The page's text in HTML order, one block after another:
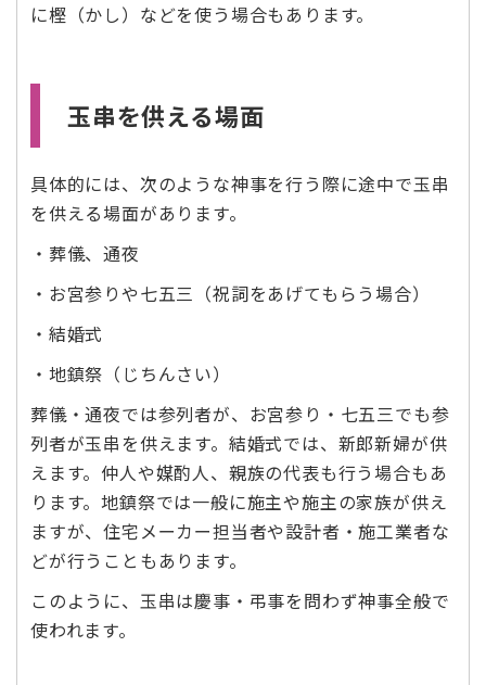
に樫（かし）などを使う場合もあります。
玉串を供える場面
具体的には、次のような神事を行う際に途中で玉串
を供える場面があります。
・葬儀、通夜
・お宮参りや七五三（祝詞をあげてもらう場合）
・結婚式
・地鎮祭（じちんさい）
葬儀・通夜では参列者が、お宮参り・七五三でも参
列者が玉串を供えます。結婚式では、新郎新婦が供
えます。仲人や媒酌人、親族の代表も行う場合もあ
ります。地鎮祭では一般に施主や施主の家族が供え
ますが、住宅メーカー担当者や設計者・施工業者な
どが行うこともあります。
このように、玉串は慶事・弔事を問わず神事全般で
使われます。